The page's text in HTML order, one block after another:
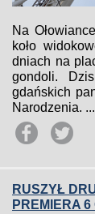
Na
koło
dniach na
gondoli.
gdańskich
Narodzenia. ...
RUSZYŁ
PREMIERA